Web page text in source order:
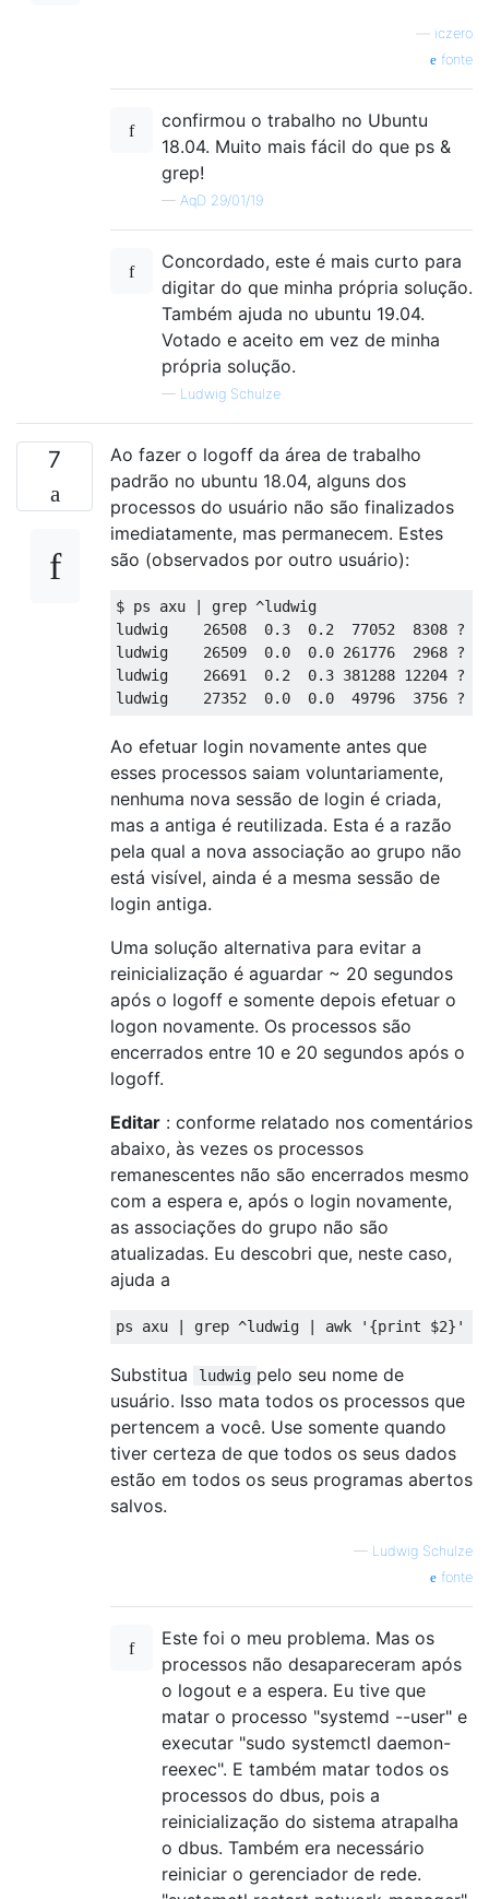
iczero
fonte
confirmou o trabalho no Ubuntu
18.04. Muito mais fácil do que ps &
grep!
— AqD 29/01/19
Concordado, este é mais curto para
digitar do que minha própria solução.
Também ajuda no ubuntu 19.04.
Votado e aceito em vez de minha
própria solução.
— Ludwig Schulze
7
Ao fazer o logoff da área de trabalho
padrão no ubuntu 18.04, alguns dos
processos do usuário não são finalizados
imediatamente, mas permanecem. Estes
são (observados por outro usuário):
$ ps axu | grep ^ludwig
ludwig    26508  0.3  0.2  77052  8308 ?
ludwig    26509  0.0  0.0 261776  2968
ludwig    26691  0.2  0.3 381288 12204
Ao efetuar login novamente antes que
esses processos saiam voluntariamente,
nenhuma nova sessão de login é criada,
mas a antiga é reutilizada. Esta é a razão
pela qual a nova associação ao grupo não
está visível, ainda é a mesma sessão de
login antiga.
Uma solução alternativa para evitar a
reinicialização é aguardar ~ 20 segundos
após o logoff e somente depois efetuar o
logon novamente. Os processos são
encerrados entre 10 e 20 segundos após o
logoff.
Editar : conforme relatado nos comentários
abaixo, às vezes os processos
remanescentes não são encerrados mesmo
com a espera e, após o login novamente,
as associações do grupo não são
atualizadas. Eu descobri que, neste caso,
ajuda a
Substitua ludwig pelo seu nome de
usuário. Isso mata todos os processos que
pertencem a você. Use somente quando
tiver certeza de que todos os seus dados
estão em todos os seus programas abertos
salvos.
— Ludwig Schulze
fonte
Este foi o meu problema. Mas os
processos não desapareceram após
o logout e a espera. Eu tive que
matar o processo "systemd --user" e
executar "sudo systemctl daemon-
reexec". E também matar todos os
processos do dbus, pois a
reinicialização do sistema atrapalha
o dbus. Também era necessário
reiniciar o gerenciador de rede.